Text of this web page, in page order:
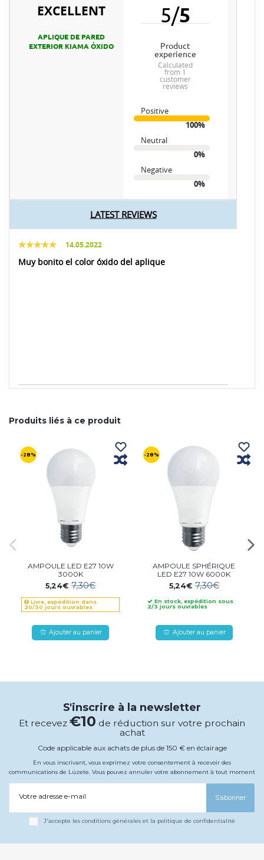
EXCELLENT
APLIQUE DE PARED
EXTERIOR KIAMA ÓXIDO
5/5
product
experience
calculated
from 1
customer
reviews
Positive
100%
Neutral
0%
Negative
0%
LATEST REVIEWS
14.05.2022
Muy bonito el color óxido del aplique
Produits liés à ce produit
-28%
AMPOULE LED E27 10W
3000K
5,24€7,30€
Livre, expédition dans
20/30 jours ouvrables
Ajouter au panier
-28%
AMPOULE SPHÉRIQUE
LED E27 10W 6000K
5,24€ 7,30€
En stock, expédition sous
2/3 jours ouvrables
Ajouter au panier
S'inscrire à la newsletter
Et recevez €10 de réduction sur votre prochain
achat
Code applicable aux achats de plus de 150 € en éclairage
En vous inscrivant, vous exprimez votre consentement à recevoir des
communications de Lúzete. Vous pouvez annuler votre abonnement à tout moment
Votre adresse e-mail S’abonner
J'accepte les conditions générales et la politique de confidentialité